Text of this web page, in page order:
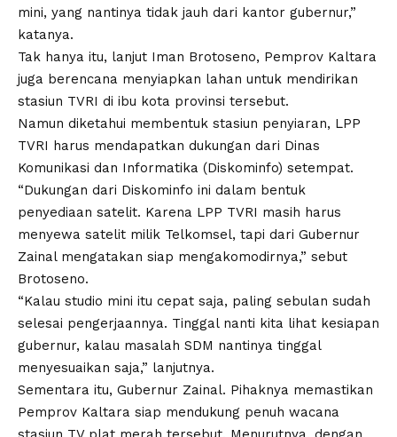
mini, yang nantinya tidak jauh dari kantor gubernur,”
katanya.
Tak hanya itu, lanjut Iman Brotoseno, Pemprov Kaltara
juga berencana menyiapkan lahan untuk mendirikan
stasiun TVRI di ibu kota provinsi tersebut.
Namun diketahui membentuk stasiun penyiaran, LPP
TVRI harus mendapatkan dukungan dari Dinas
Komunikasi dan Informatika (Diskominfo) setempat.
“Dukungan dari Diskominfo ini dalam bentuk
penyediaan satelit. Karena LPP TVRI masih harus
menyewa satelit milik Telkomsel, tapi dari Gubernur
Zainal mengatakan siap mengakomodirnya,” sebut
Brotoseno.
“Kalau studio mini itu cepat saja, paling sebulan sudah
selesai pengerjaannya. Tinggal nanti kita lihat kesiapan
gubernur, kalau masalah SDM nantinya tinggal
menyesuaikan saja,” lanjutnya.
Sementara itu, Gubernur Zainal. Pihaknya memastikan
Pemprov Kaltara siap mendukung penuh wacana